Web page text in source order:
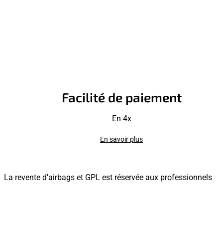
Facilité de paiement
En 4x
En savoir plus
La revente d'airbags et GPL est réservée aux professionnels